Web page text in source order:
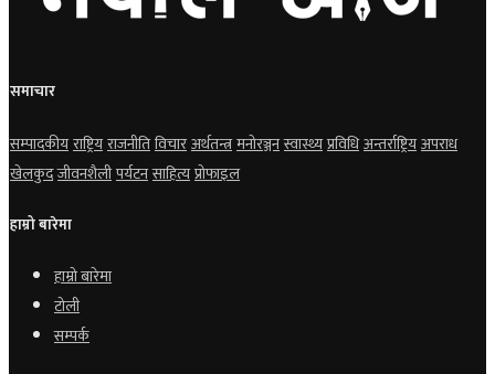
समाचार
सम्पादकीयराष्ट्रियराजनीतिविचारअर्थतन्त्रमनोरञ्जनस्वास्थ्यप्रविधिअन्तर्राष्ट्रियअपराध
खेलकुदजीवनशैलीपर्यटनसाहित्यप्रोफाइल
हाम्रो बारेमा
हाम्रो बारेमा
टोली
सम्पर्क